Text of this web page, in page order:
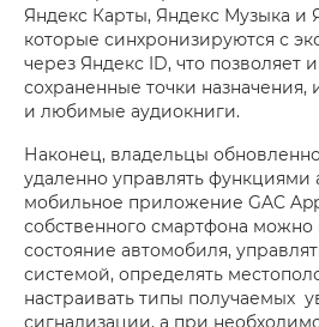
Яндекс Карты, Яндекс Музыка и
которые синхронизируются с
через Яндекс ID, что позволяет
сохраненные точки
и любимые аудиокниги.
Наконец, владельцы
удаленно управлять
мобильное приложение GAC
собственного смартфона можно
состояние автомобиля,
системой, определять
настраивать типы получаемых
сигнализации, а при